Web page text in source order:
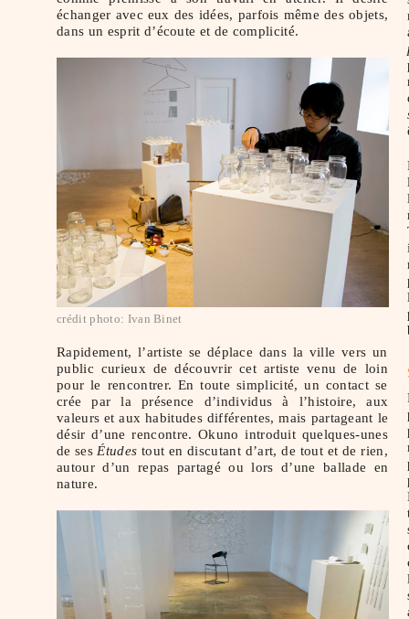
échanger avec eux des idées, parfois même des objets,
dans un esprit d’écoute et de complicité.
crédit photo: Ivan Binet
Rapidement, l’artiste se déplace dans la ville vers un
public curieux de découvrir cet artiste venu de loin
pour le rencontrer. En toute simplicité, un contact se
crée par la présence d’individus à l’histoire, aux
valeurs et aux habitudes différentes, mais partageant le
désir d’une rencontre. Okuno introduit quelques-unes
de ses Études tout en discutant d’art, de tout et de rien,
autour d’un repas partagé ou lors d’une ballade en
nature.